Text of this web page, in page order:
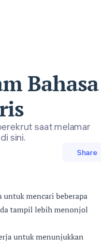
Bahasa
saat melamar
sini.
Share
untuk mencari beberapa
tampil lebih menonjol
untuk menunjukkan